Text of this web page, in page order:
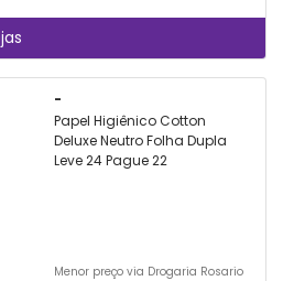
-
Papel Higiênico Cotton
Deluxe Neutro Folha Dupla
Leve 24 Pague 22
Menor preço via Drogaria Rosario